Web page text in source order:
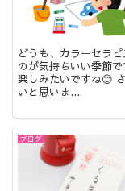
どうも、カラーセラ
のが気持ちいい季節
楽しみたいですね😊
いと思いま...
ブログ